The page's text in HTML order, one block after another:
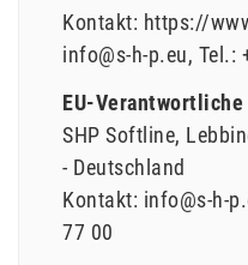
Kontakt: https://
info@s-h-p.eu Tel.:
EU-Verantwortliche
SHP Softline
Deutschland
Kontakt: info@s-h-
77 00